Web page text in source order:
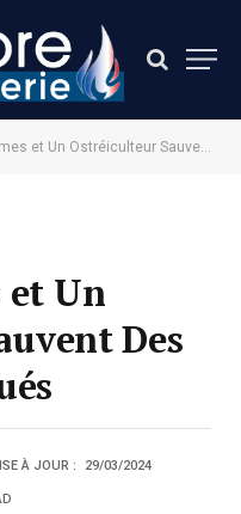
Ostréiculteur Sauvent Des Dauphins Échoués
et Un
Des
À JOUR : 29/03/2024